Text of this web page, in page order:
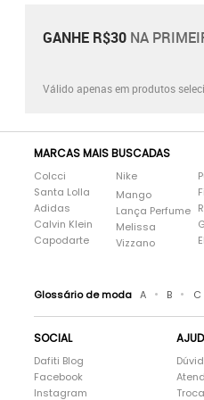
GANHE R$30 NA
Válido apenas em produtos
MARCAS MAIS BUSCADAS
Colcci
Santa Lolla
Adidas
Calvin Klein
Capodarte
Nike
Mango
Lança Perfume
Melissa
Vizzano
Glossário de moda A • B • C
SOCIAL
Dafiti Blog
Facebook
Instagram